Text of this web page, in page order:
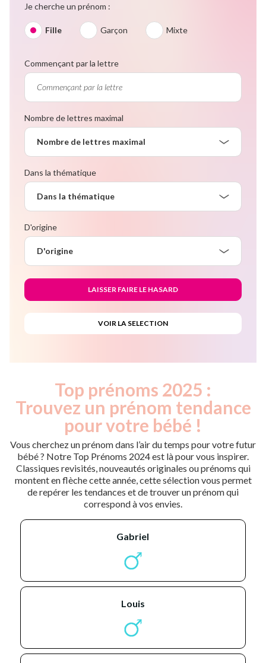
Je cherche un prénom :
Fille Garçon Mixte
Commençant par la lettre
Nombre de lettres maximal
Nombre de lettres maximal
Dans la thématique
Dans la thématique
D'origine
D'origine
Top prénoms 2025 :
Trouvez un prénom tendance
pour votre bébé !
Vous cherchez un prénom dans l’air du temps pour votre futur
bébé ? Notre Top Prénoms 2024 est là pour vous inspirer.
Classiques revisités, nouveautés originales ou prénoms qui
montent en flèche cette année, cette sélection vous permet
de repérer les tendances et de trouver un prénom qui
correspond à vos envies.
gabriel
louis